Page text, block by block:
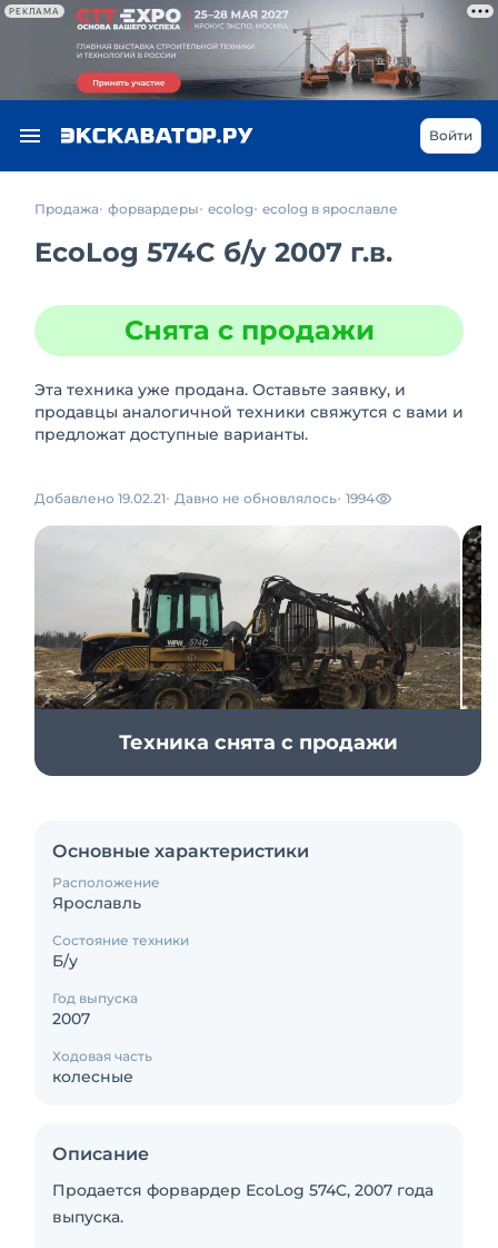
РЕКЛАМА
Войти
Продажа форвардеры ecolog ecolog в ярославле
EcoLog 574C б/у 2007 г.в.
Снята с продажи
Эта техника уже продана. Оставьте заявку, и
продавцы аналогичной техники свяжутся с вами и
предложат доступные варианты.
Добавлено 19.02.21 Давно не обновлялось 1994
Техника снята с продажи
Основные характеристики
Расположение
Ярославль
Состояние техники
Б/у
Год выпуска
2007
Ходовая часть
колесные
Описание
Продается форвардер EcoLog 574C, 2007 года
выпуска.